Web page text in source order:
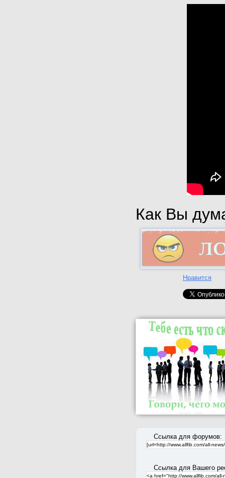
Как Вы
Нравится
Ссылка для форумов:
Ссылка для Вашего